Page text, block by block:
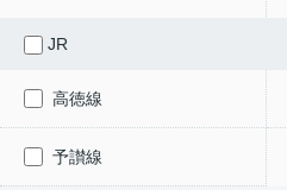
JR
高徳線
予讃線